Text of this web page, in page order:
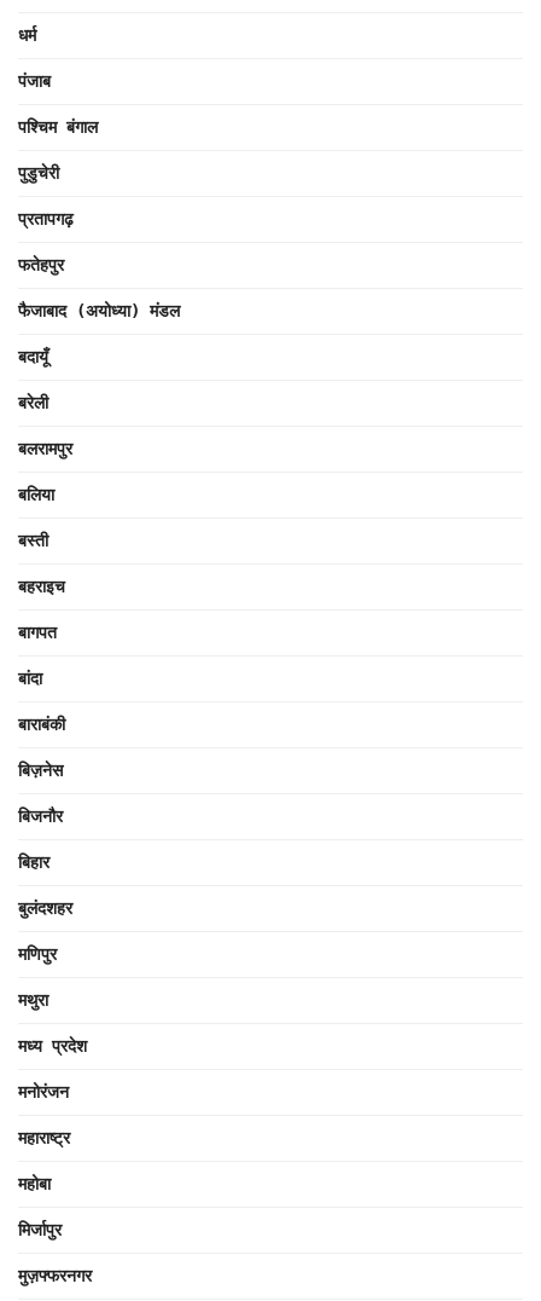
धर्म
पंजाब
पश्चिम बंगाल
पुडुचेरी
प्रतापगढ़
फतेहपुर
फैजाबाद (अयोध्या) मंडल
बदायूँ
बरेली
बलरामपुर
बलिया
बस्ती
बहराइच
बागपत
बांदा
बाराबंकी
बिज़नेस
बिजनौर
बिहार
बुलंदशहर
मणिपुर
मथुरा
मध्य प्रदेश
मनोरंजन
महाराष्ट्र
महोबा
मिर्जापुर
मुज़फ्फरनगर